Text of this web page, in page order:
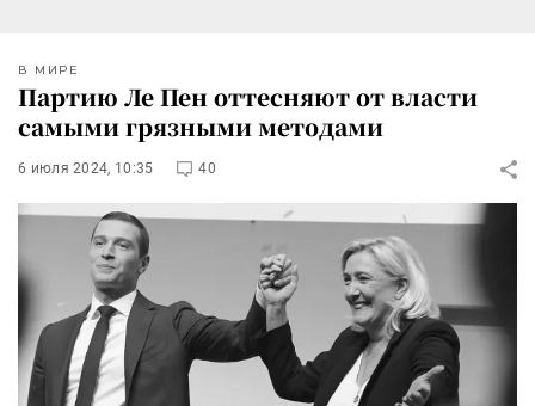
В МИРЕ
Партию Ле Пен оттесняют от власти
самыми грязными методами
6 июля 2024, 10:35 40